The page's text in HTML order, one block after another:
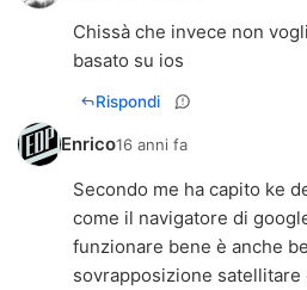
Chissà che invece non
basato su ios
Rispondi
Enrico16 anni fa
Secondo me ha capito ke
come il navigatore di
funzionare bene è anche
sovrapposizione